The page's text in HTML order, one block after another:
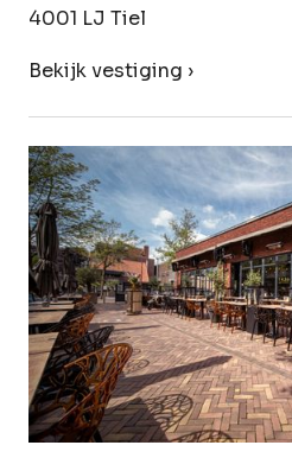
4001 LJ Tiel
Bekijk vestiging ›